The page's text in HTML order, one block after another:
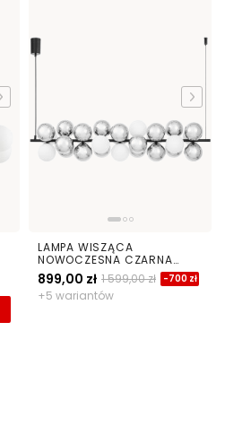
LAMPA WISZĄCA
NOWOCZESNA CZARNA
SAONA W27
899,00 zł 1 599,00 zł -700 zł
+5 wariantów